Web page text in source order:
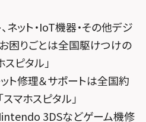
屋
島
治
ネット・IoT機器・その他デジ
困りごとは全国駆けつけの
スピタル」
ト修理＆サポートは全国約
マホスピタル」
3DSなどゲーム機修